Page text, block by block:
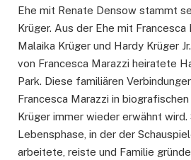
Ehe mit Renate Densow stammt
Krüger. Aus der Ehe mit Francesca
Malaika Krüger und Hardy Krüger
von Francesca Marazzi heiratete
Park. Diese familiären
Francesca Marazzi in
Krüger immer wieder erwähnt wird.
Lebensphase, in der der
arbeitete, reiste und Familie